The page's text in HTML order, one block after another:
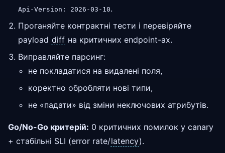
Api-Version: 2026-03-10.
Проганяйте контрактні тести і перевіряйте
payload diff на критичних endpoint-ах.
Виправляйте парсинг:
не покладатися на видалені поля,
коректно обробляти нові типи,
не «падати» від зміни неключових атрибутів.
Go/No-Go критерій: 0 критичних помилок у canary
+ стабільні SLI (error rate/latency).